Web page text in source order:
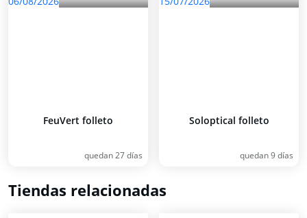
FeuVert folleto
quedan 27 días
Soloptical folleto
quedan 9 días
Tiendas relacionadas